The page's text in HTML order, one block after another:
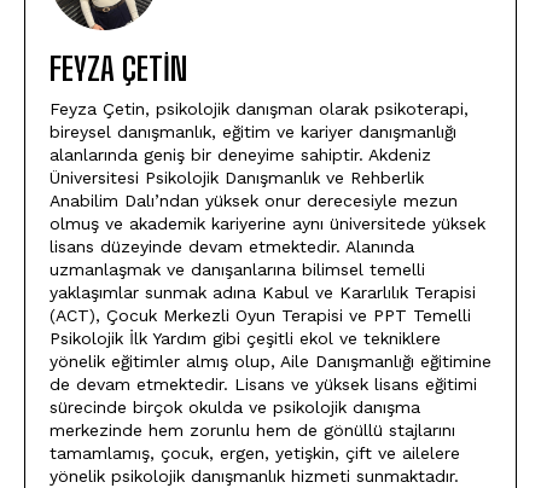
FEYZA ÇETIN
Feyza Çetin, psikolojik danışman olarak psikoterapi,
bireysel danışmanlık, eğitim ve kariyer danışmanlığı
alanlarında geniş bir deneyime sahiptir. Akdeniz
Üniversitesi Psikolojik Danışmanlık ve Rehberlik
Anabilim Dalı’ndan yüksek onur derecesiyle mezun
olmuş ve akademik kariyerine aynı üniversitede yüksek
lisans düzeyinde devam etmektedir. Alanında
uzmanlaşmak ve danışanlarına bilimsel temelli
yaklaşımlar sunmak adına Kabul ve Kararlılık Terapisi
(ACT), Çocuk Merkezli Oyun Terapisi ve PPT Temelli
Psikolojik İlk Yardım gibi çeşitli ekol ve tekniklere
yönelik eğitimler almış olup, Aile Danışmanlığı eğitimine
de devam etmektedir. Lisans ve yüksek lisans eğitimi
sürecinde birçok okulda ve psikolojik danışma
merkezinde hem zorunlu hem de gönüllü stajlarını
tamamlamış, çocuk, ergen, yetişkin, çift ve ailelere
yönelik psikolojik danışmanlık hizmeti sunmaktadır.